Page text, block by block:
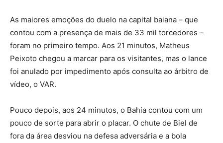
As maiores emoções do duelo na capital baiana – que
contou com a presença de mais de 33 mil torcedores –
foram no primeiro tempo. Aos 21 minutos, Matheus
Peixoto chegou a marcar para os visitantes, mas o lance
foi anulado por impedimento após consulta ao árbitro de
vídeo, o VAR.
Pouco depois, aos 24 minutos, o Bahia contou com um
pouco de sorte para abrir o placar. O chute de Biel de
fora da área desviou na defesa adversária e a bola